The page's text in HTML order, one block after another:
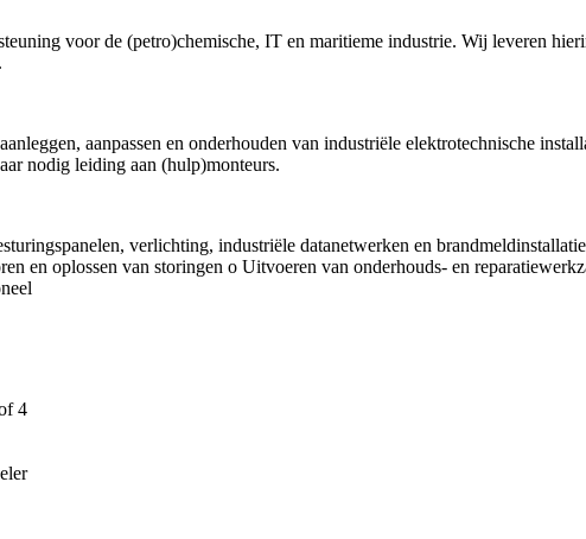
voor de (petro)chemische, IT en maritieme industrie. Wij leveren
aanpassen en onderhouden van industriële elektrotechnische
nodig leiding aan (hulp)monteurs.
verlichting, industriële datanetwerken en
en oplossen van storingen o Uitvoeren van onderhouds- en
4